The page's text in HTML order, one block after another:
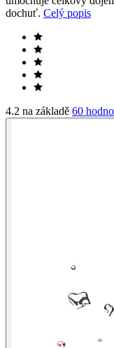
dochuť. Celý popis
4.2 na základě 60